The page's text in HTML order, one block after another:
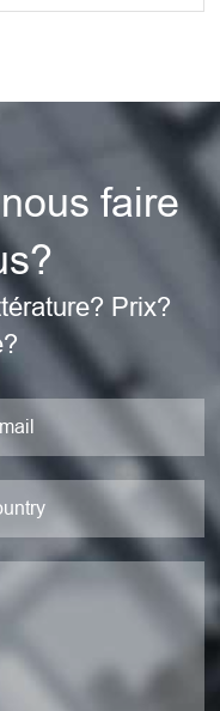
faire
Prix?